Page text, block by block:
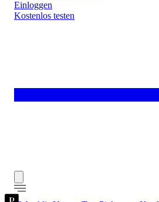
Einloggen
Kostenlos testen